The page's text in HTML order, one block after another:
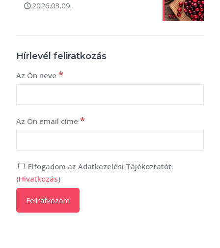
2026.03.09.
Hírlevél feliratkozás
Az Ön neve *
Az Ön email címe *
Elfogadom az Adatkezelési Tájékoztatót.
(Hivatkozás)